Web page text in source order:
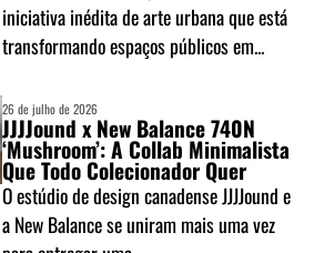
iniciativa inédita de arte urbana que está
transformando espaços públicos em...
26 de julho de 2026
JJJJound x New Balance 740N
‘Mushroom’: A Collab Minimalista
Que Todo Colecionador Quer
O estúdio de design canadense JJJJound e
a New Balance se uniram mais uma vez